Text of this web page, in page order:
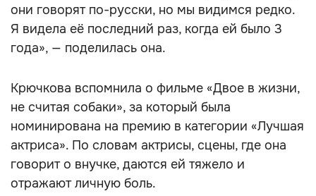
они говорят по-русски, но мы видимся редко.
Я видела её последний раз, когда ей было 3
года», — поделилась она.
Крючкова вспомнила о фильме «Двое в жизни,
не считая собаки», за который была
номинирована на премию в категории «Лучшая
актриса». По словам актрисы, сцены, где она
говорит о внучке, даются ей тяжело и
отражают личную боль.